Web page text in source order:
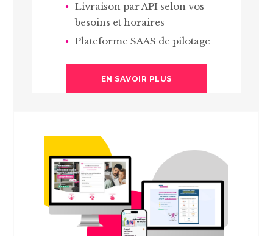
Livraison par API selon vos
besoins et horaires
Plateforme SAAS de pilotage
EN SAVOIR PLUS